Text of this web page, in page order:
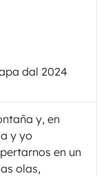
dal 2024
y, en
y yo
en un
olas,